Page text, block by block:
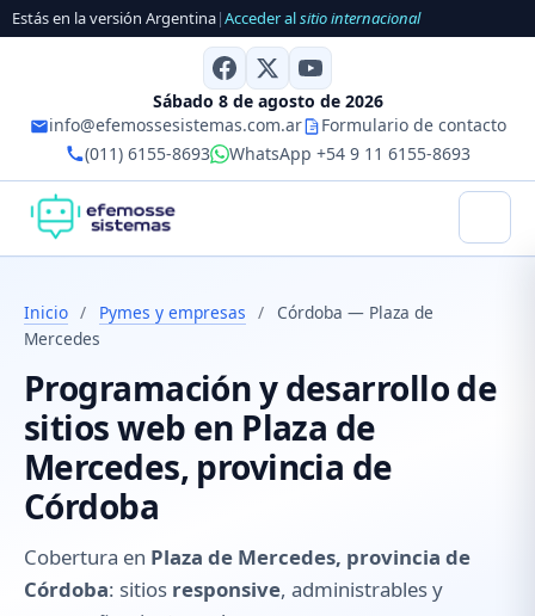
Estás en la versión Argentina|Acceder alsitio internacional
Sábado 8 de agosto de 2026
info@efemossesistemas.com.ar
Formulario de contacto
(011) 6155-8693
WhatsApp +54 9 11 6155-8693
Inicio / Pymes y empresas /
Córdoba — Plaza de
Mercedes
Programación y desarrollo de
sitios web en Plaza de
Mercedes, provincia de
Córdoba
Cobertura en Plaza de Mercedes, provincia de
Córdoba: sitios responsive, administrables y